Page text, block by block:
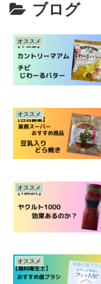
ブログ
オススメ
オススメ
オススメ
オススメ